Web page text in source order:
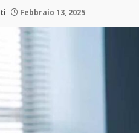
Febbraio 13, 2025